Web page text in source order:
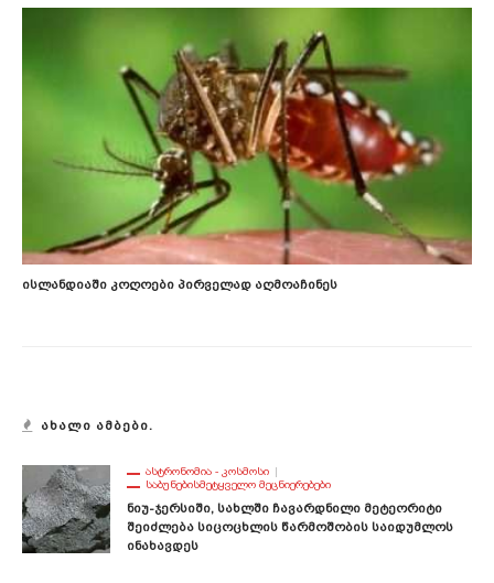
Ისლანდიაში Კოღოები Პირველად Აღმოაჩინეს
ᲐᲮᲐᲚᲘ ᲐᲛᲑᲔᲑᲘ.
ᲐᲡᲢᲠᲝᲜᲝᲛᲘᲐ - ᲙᲝᲡᲛᲝᲡᲘ
ᲡᲐᲑᲣᲜᲔᲑᲘᲡᲛᲔᲢᲧᲕᲔᲚᲝ ᲛᲔᲪᲜᲘᲔᲠᲔᲑᲔᲑᲘ
Ნიუ-Ჯერსიში, Სახლში Ჩავარდნილი Მეტეორიტი
Შეიძლება Სიცოცხლის Წარმოშობის Საიდუმლოს
Ინახავდეს